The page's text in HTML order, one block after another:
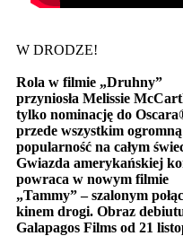
W DRODZE!
Rola w filmie „Druhny”
przyniosła Melissie
tylko nominację do Oscara
przede wszystkim ogromną
popularność na całym
Gwiazda amerykańskiej
powraca w nowym filmie
„Tammy” – szalonym
kinem drogi. Obraz
Galapagos Films od 21